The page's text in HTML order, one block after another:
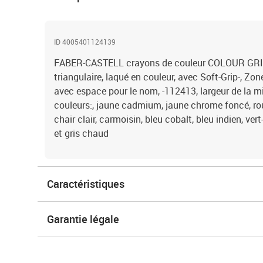
ID 4005401124139
FABER-CASTELL crayons de couleur COLOUR
triangulaire, laqué en couleur, avec Soft-Grip-,
avec espace pour le nom, -112413, largeur de la
couleurs:, jaune cadmium, jaune chrome foncé,
chair clair, carmoisin, bleu cobalt, bleu indien,
et gris chaud
Caractéristiques
Garantie légale